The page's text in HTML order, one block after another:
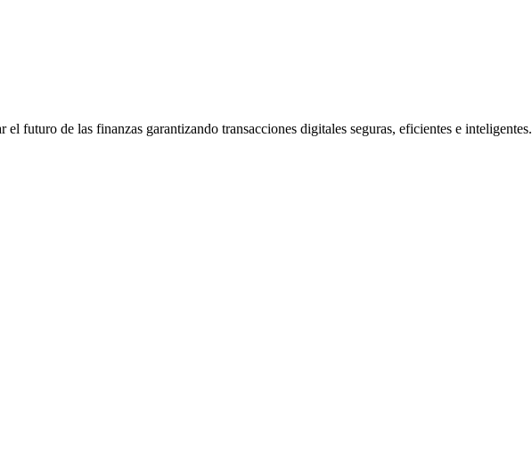
futuro de las finanzas garantizando transacciones digitales seguras, eficientes e inteligentes.